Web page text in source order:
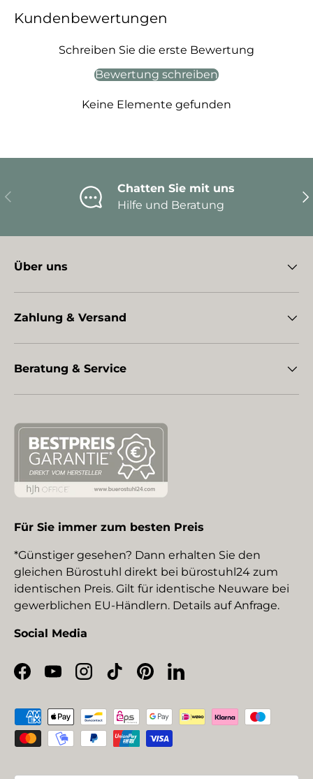
Kundenbewertungen
Schreiben Sie die erste Bewertung
Bewertung schreiben
Keine Elemente gefunden
Vorherige
Chatten Sie mit uns
Hilfe und Beratung
Über uns
Zahlung & Versand
Beratung & Service
Für Sie immer zum besten Preis
*Günstiger gesehen? Dann erhalten Sie den
gleichen Bürostuhl direkt bei bürostuhl24 zum
identischen Preis. Gilt für identische Neuware bei
gewerblichen EU-Händlern. Details auf Anfrage.
Social Media
Facebook
YouTubeInstagram
TikTokPinterestLinkedIn
Zahlungsmethoden